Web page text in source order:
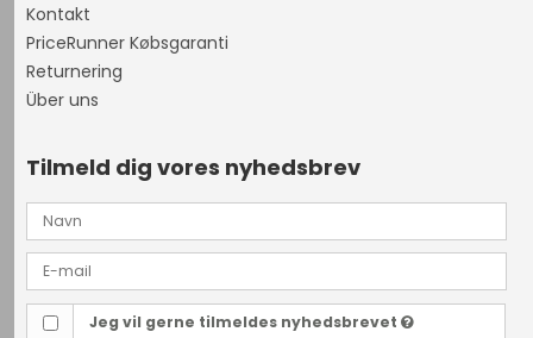
Kontakt
PriceRunner Købsgaranti
Returnering
Über uns
Tilmeld dig vores nyhedsbrev
Jeg vil gerne tilmeldes nyhedsbrevet